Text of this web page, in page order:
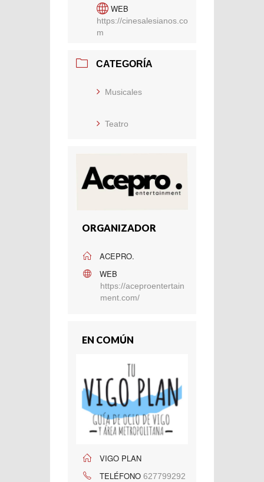
WEB
https://cinesalesianos.co
m
CATEGORÍA
Musicales
Teatro
ORGANIZADOR
ACEPRO.
WEB
https://aceproentertain
ment.com/
EN COMÚN
VIGO PLAN
TELÉFONO 627799292